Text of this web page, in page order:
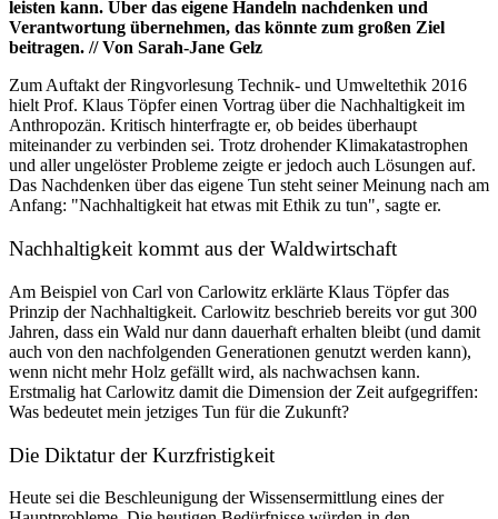
leisten kann. Über das eigene Handeln nachdenken und
Verantwortung übernehmen, das könnte zum großen Ziel
beitragen. // Von Sarah-Jane Gelz
Zum Auftakt der Ringvorlesung Technik- und Umweltethik 2016
hielt Prof. Klaus Töpfer einen Vortrag über die Nachhaltigkeit im
Anthropozän. Kritisch hinterfragte er, ob beides überhaupt
miteinander zu verbinden sei. Trotz drohender Klimakatastrophen
und aller ungelöster Probleme zeigte er jedoch auch Lösungen auf.
Das Nachdenken über das eigene Tun steht seiner Meinung nach am
Anfang: "Nachhaltigkeit hat etwas mit Ethik zu tun", sagte er.
Nachhaltigkeit kommt aus der Waldwirtschaft
Am Beispiel von Carl von Carlowitz erklärte Klaus Töpfer das
Prinzip der Nachhaltigkeit. Carlowitz beschrieb bereits vor gut 300
Jahren, dass ein Wald nur dann dauerhaft erhalten bleibt (und damit
auch von den nachfolgenden Generationen genutzt werden kann),
wenn nicht mehr Holz gefällt wird, als nachwachsen kann.
Erstmalig hat Carlowitz damit die Dimension der Zeit aufgegriffen:
Was bedeutet mein jetziges Tun für die Zukunft?
Die Diktatur der Kurzfristigkeit
Heute sei die Beschleunigung der Wissensermittlung eines der